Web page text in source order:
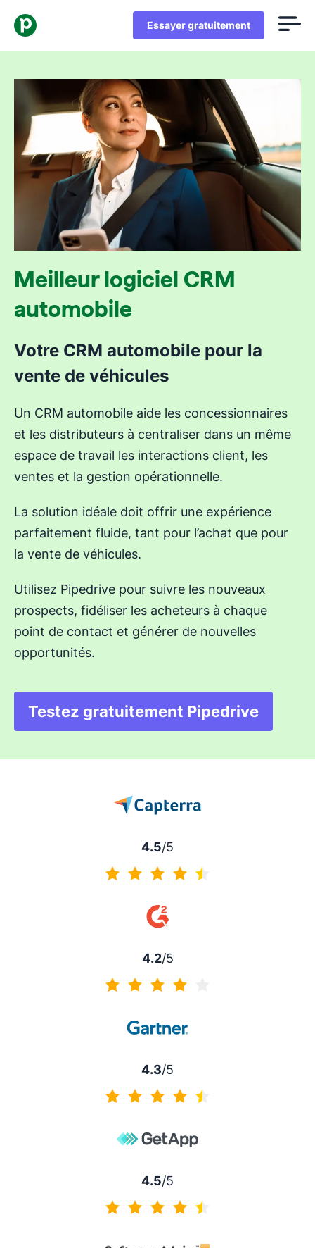
Essayer gratuitement
Meilleur logiciel CRM
automobile
Votre CRM automobile pour la
vente de véhicules
Un CRM automobile aide les concessionnaires
et les distributeurs à centraliser dans un même
espace de travail les interactions client, les
ventes et la gestion opérationnelle.
La solution idéale doit offrir une expérience
parfaitement fluide, tant pour l’achat que pour
la vente de véhicules.
Utilisez Pipedrive pour suivre les nouveaux
prospects, fidéliser les acheteurs à chaque
point de contact et générer de nouvelles
opportunités.
Testez gratuitement Pipedrive
S'ouvre dans une
4.5/5
4.2/5
4.3/5
4.5/5